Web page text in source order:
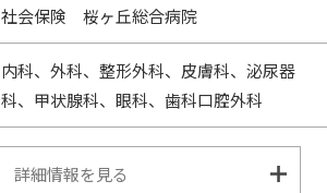
社会保険 桜ヶ丘総合病院
内科、外科、整形外科、皮膚科、泌尿器
科、甲状腺科、眼科、歯科口腔外科
詳細情報を見る